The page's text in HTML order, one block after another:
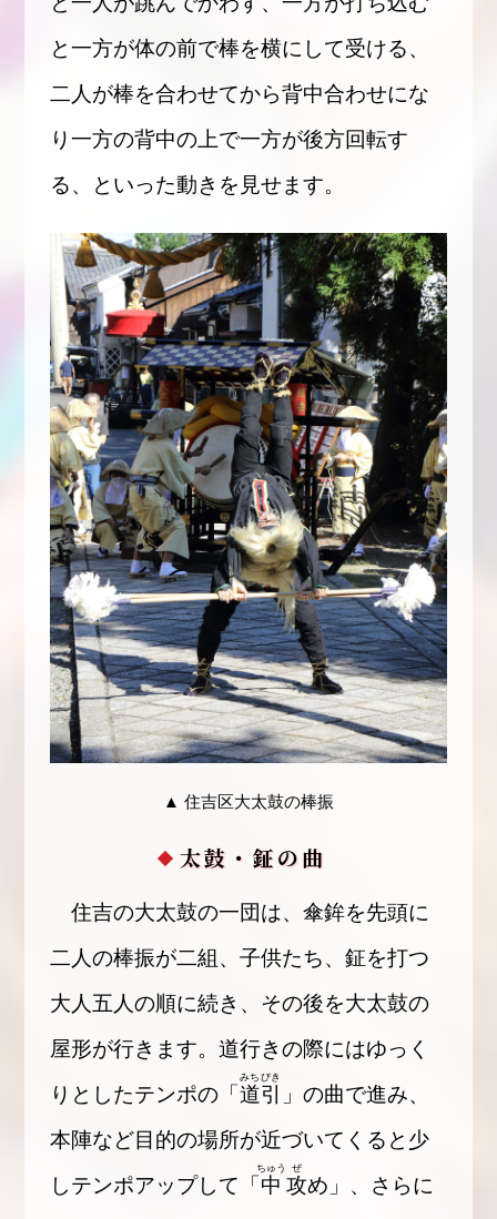
と一方が体の前で棒を横にして受ける、
二人が棒を合わせてから背中合わせにな
り一方の背中の上で一方が後方回転す
る、といった動きを見せます。
▲ 住吉区大太鼓の棒振
太鼓・鉦の曲
住吉の大太鼓の一団は、傘鉾を先頭に
二人の棒振が二組、子供たち、鉦を打つ
大人五人の順に続き、その後を大太鼓の
屋形が行きます。道行きの際にはゆっく
りとしたテンポの「 道引
みちびき
」の曲で進み、
本陣など目的の場所が近づいてくると少
しテンポアップして「 中
ちゅう
攻
ぜ
め」、さらに